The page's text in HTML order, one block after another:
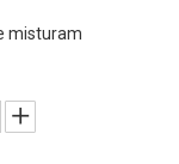
misturam